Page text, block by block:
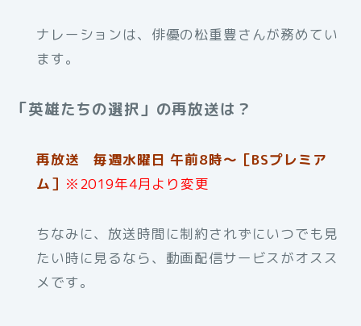
ナレーションは、俳優の松重豊さんが務めてい
ます。
「英雄たちの選択」の再放送は？
再放送 毎週水曜日 午前8時～［BSプレミア
ム］ ※2019年4月より変更
ちなみに、放送時間に制約されずにいつでも見
たい時に見るなら、動画配信サービスがオスス
メです。